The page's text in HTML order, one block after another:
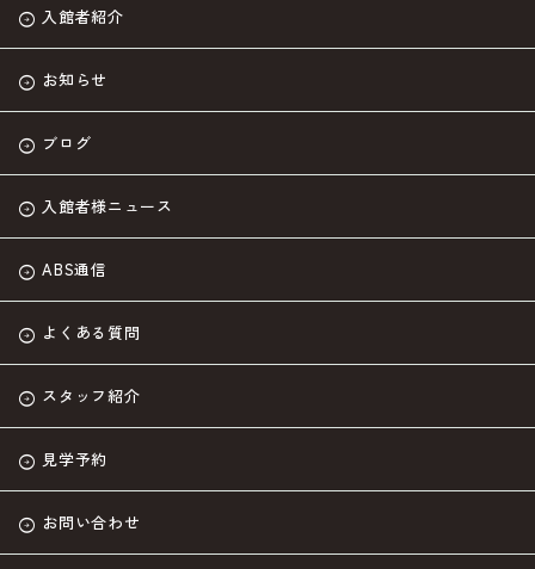
入館者紹介
お知らせ
ブログ
入館者様ニュース
ABS通信
よくある質問
スタッフ紹介
見学予約
お問い合わせ